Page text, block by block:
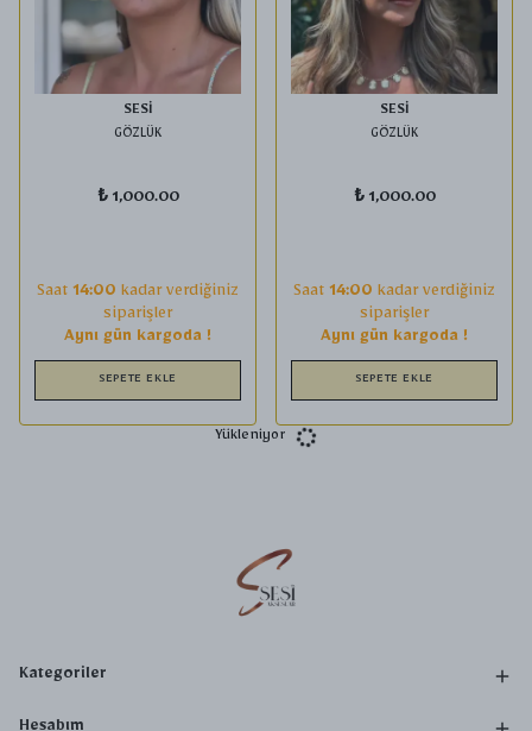
SESİ
GÖZLÜK
₺ 1,000.00
Saat 14:00 kadar verdiğiniz
siparişler
Aynı gün kargoda !
SEPETE EKLE
SESİ
GÖZLÜK
₺ 1,000.00
Saat 14:00 kadar verdiğiniz
siparişler
Aynı gün kargoda !
SEPETE EKLE
Yükleniyor
Kategoriler